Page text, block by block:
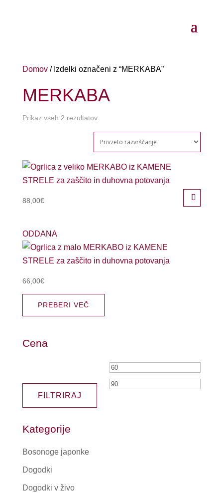
Domov/ Izdelki označeni z “MERKABA”
MERKABA
Prikaz vseh 2 rezultatov
88,00€
ODDANA
66,00€
PREBERI VEČ
Cena
Min
cena
FILTRIRAJ
Kategorije
Bosonoge japonke
Dogodki
Dogodki v živo